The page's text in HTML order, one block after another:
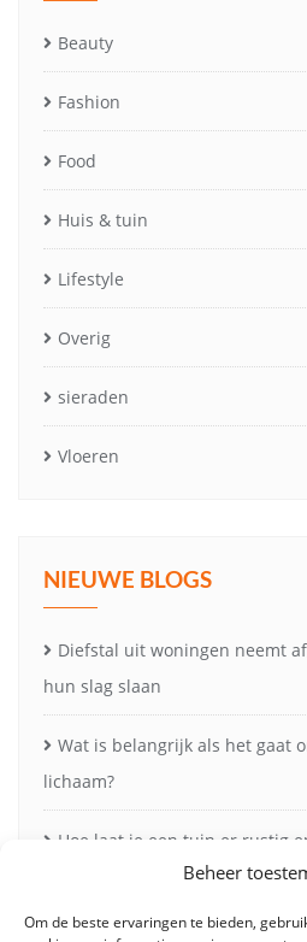
Beheer
Om de beste ervaringen te bieden,
Beauty
Fashion
Food
Huis & tuin
Lifestyle
Overig
sieraden
Vloeren
NIEUWE BLOGS
Diefstal uit woningen neemt
hun slag slaan
Wat is belangrijk als het gaat
lichaam?
Hoe laat je een tuin er rustig
keuken